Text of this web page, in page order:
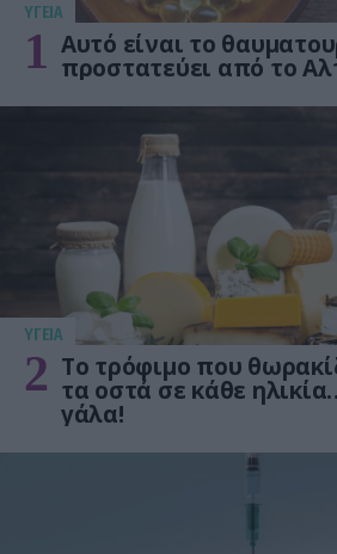
ΥΓΕΙΑ
1 Αυτό είναι το
προστατεύει από το
ΥΓΕΙΑ
2 Το τρόφιμο που
τα οστά σε κάθε
γάλα!